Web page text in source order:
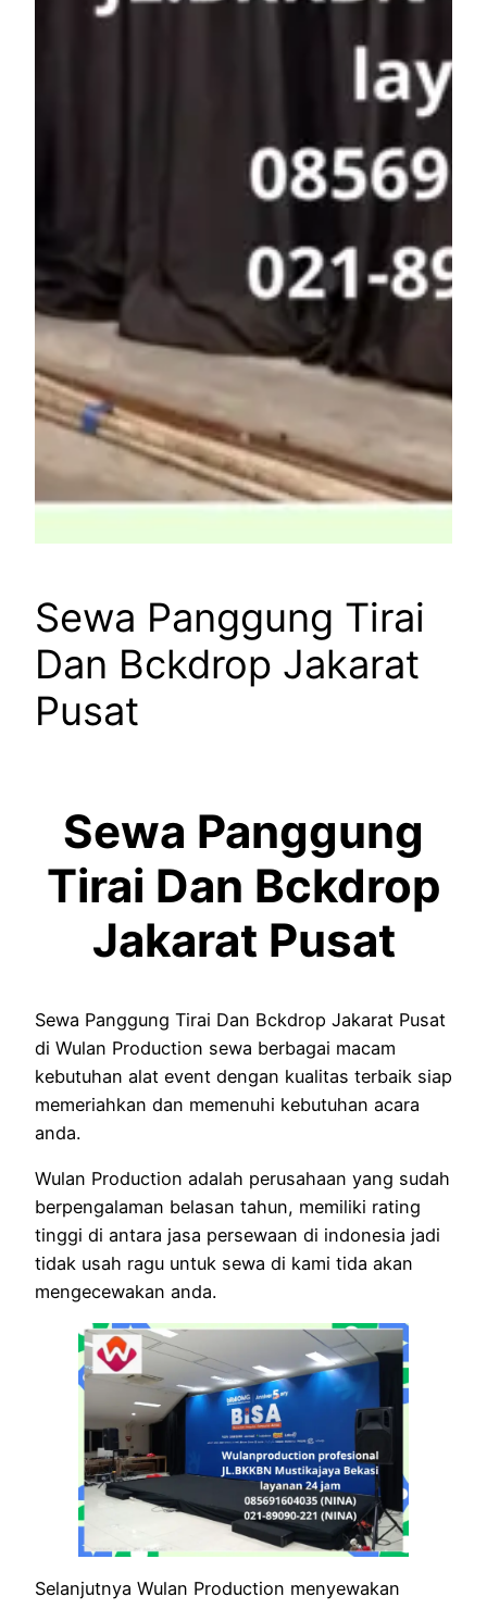
Sewa Panggung Tirai
Dan Bckdrop Jakarat
Pusat
Sewa Panggung
Tirai Dan Bckdrop
Jakarat Pusat
Sewa Panggung Tirai Dan Bckdrop Jakarat Pusat
di Wulan Production sewa berbagai macam
kebutuhan alat event dengan kualitas terbaik siap
memeriahkan dan memenuhi kebutuhan acara
anda.
Wulan Production adalah perusahaan yang sudah
berpengalaman belasan tahun, memiliki rating
tinggi di antara jasa persewaan di indonesia jadi
tidak usah ragu untuk sewa di kami tida akan
mengecewakan anda.
Selanjutnya Wulan Production menyewakan